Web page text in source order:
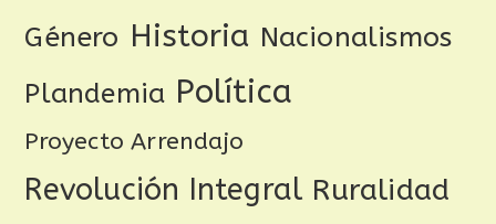
Género Historia Nacionalismos
Plandemia Política
Proyecto Arrendajo
Revolución Integral Ruralidad